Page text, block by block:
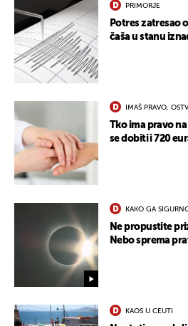
PRIMORJE
Potres zatresao
čaša u stanu
IMAŠ PRAVO,
Tko ima pravo
se dobiti i 720
KAKO GA
Ne propustite
Nebo sprema
KAOS U CEUTI